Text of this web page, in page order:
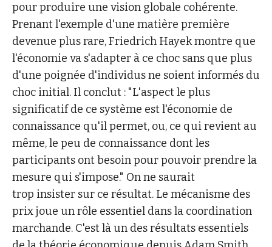
pour produire une vision globale cohérente.
Prenant l'exemple d'une matière première
devenue plus rare, Friedrich Hayek montre que
l'économie va s'adapter à ce choc sans que plus
d'une poignée d'individus ne soient informés du
choc initial. Il conclut : "L'aspect le plus
significatif de ce système est l'économie de
connaissance qu'il permet, ou, ce qui revient au
même, le peu de connaissance dont les
participants ont besoin pour pouvoir prendre la
mesure qui s'impose." On ne saurait
trop insister sur ce résultat. Le mécanisme des
prix joue un rôle essentiel dans la coordination
marchande. C'est là un des résultats essentiels